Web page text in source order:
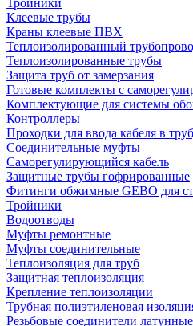
Клеевые трубы
Краны клеевые ПВХ
Теплоизолированный
Теплоизолированные трубы
Защита труб от замерзания
Готовые комплекты с
Комплектующие для системы
Контроллеры
Проходки для ввода кабеля в
Соединительные муфты
Саморегулирующийся кабель
Защитные трубы гофрированные
Фитинги обжимные GEBO для
Тройники
Водоотводы
Муфты ремонтные
Муфты соединительные
Теплоизоляция для труб
Защитная теплоизоляция
Крепление теплоизоляции
Трубная полиэтиленовая
Резьбовые соединители латунные